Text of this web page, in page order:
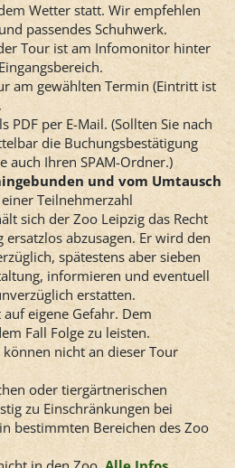
Wetter statt. Wir empfehlen
passendes Schuhwerk.
Tour ist am Infomonitor hinter
am gewählten Termin (Eintritt ist
PDF per E-Mail. (Sollten Sie nach
die Buchungsbestätigung
auch Ihren SPAM-Ordner.)
und vom Umtausch
Teilnehmerzahl
sich der Zoo Leipzig das Recht
abzusagen. Er wird den
spätestens aber sieben
informieren und eventuell
erstatten.
eigene Gefahr. Dem
Fall Folge zu leisten.
nicht an dieser Tour
oder tiergärtnerischen
zu Einschränkungen bei
bestimmten Bereichen des Zoo